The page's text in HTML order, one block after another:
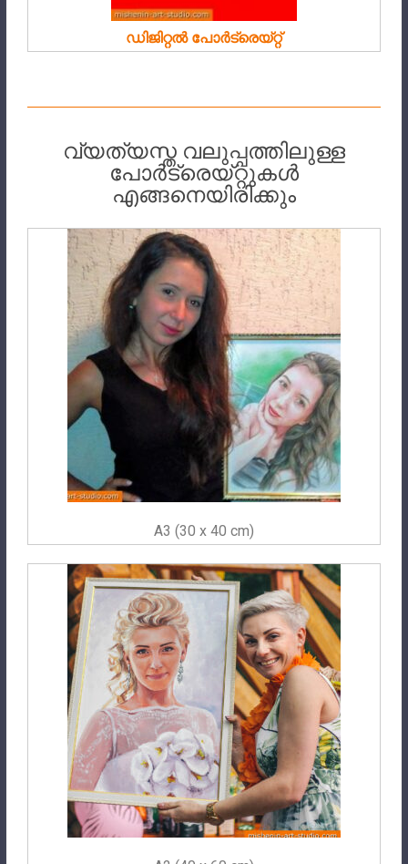
ഡിജിറ്റൽ പോർട്രെയ്റ്റ്
വ്യത്യസ്ത വലുപ്പത്തിലുള്ള
പോർട്രെയ്‌റ്റുകൾ
എങ്ങനെയിരിക്കും
A3 (30 x 40 cm)